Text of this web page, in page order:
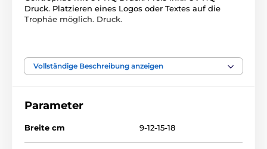
Druck. Platzieren eines Logos oder Textes auf die
Trophäe möglich. Druck.
Golf Glastrophäen
Vollständige Beschreibung anzeigen
Parameter
Breite cm 9-12-15-18